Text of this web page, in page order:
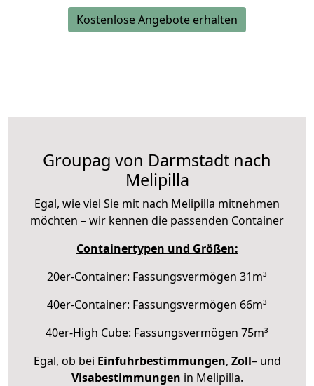
Kostenlose Angebote erhalten
Groupag von Darmstadt nach
Melipilla
Egal, wie viel Sie mit nach Melipilla mitnehmen
möchten – wir kennen die passenden Container
Containertypen und Größen:
20er-Container: Fassungsvermögen 31m³
40er-Container: Fassungsvermögen 66m³
40er-High Cube: Fassungsvermögen 75m³
Egal, ob bei Einfuhrbestimmungen, Zoll– und
Visabestimmungen in Melipilla.